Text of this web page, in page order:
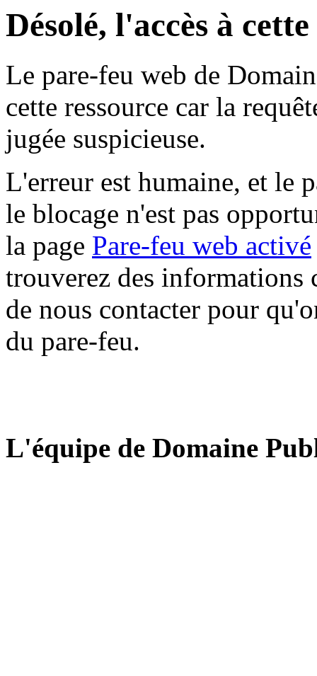
Désolé, l'accès à
Le pare-feu web de
cette ressource car la
jugée suspicieuse.
L'erreur est humaine, et le
le blocage n'est pas
la page Pare-feu web activé
trouverez des informations
de nous contacter pour
du pare-feu.
L'équipe de Domaine